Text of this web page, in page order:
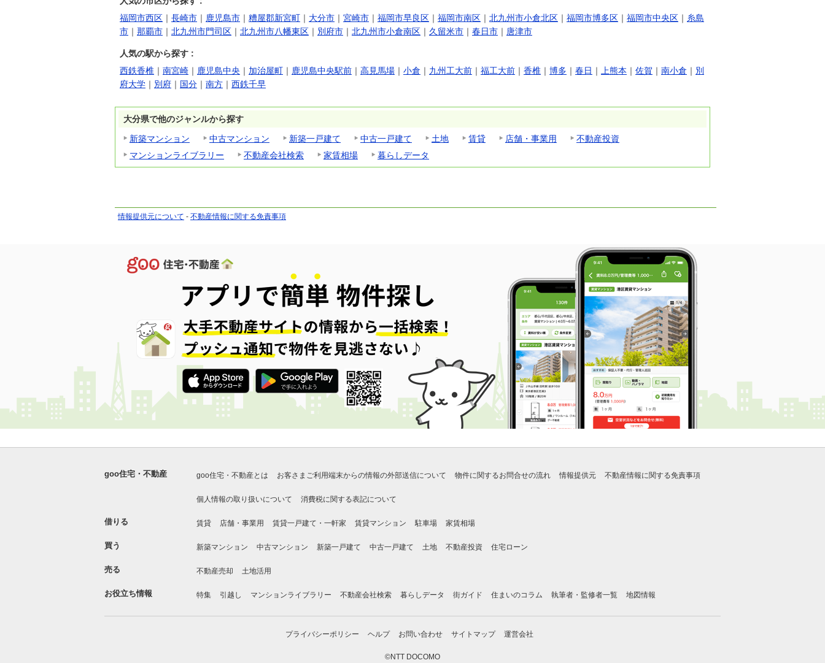
福岡市西区 ｜ 長崎市 ｜ 鹿児島市 ｜ 糟屋郡新宮町 ｜ 大分市 ｜ 宮崎市 ｜ 福岡市早良区 ｜ 福岡市南区 ｜ 北九州市小倉北区 ｜ 福岡市博多区 ｜ 福岡市中央区 ｜ 糸島
市 ｜ 那覇市 ｜ 北九州市門司区 ｜ 北九州市八幡東区 ｜ 別府市 ｜ 北九州市小倉南区 ｜ 久留米市 ｜ 春日市 ｜ 唐津市
人気の駅から探す :
西鉄香椎 ｜ 南宮崎 ｜ 鹿児島中央 ｜ 加治屋町 ｜ 鹿児島中央駅前 ｜ 高見馬場 ｜ 小倉 ｜ 九州工大前 ｜ 福工大前 ｜ 香椎 ｜ 博多 ｜ 春日 ｜ 上熊本 ｜ 佐賀 ｜ 南小倉 ｜ 別
府大学 ｜ 別府 ｜ 国分 ｜ 南方 ｜ 西鉄千早
大分県で他のジャンルから探す
新築マンション
中古マンション 新築一戸建て 中古一戸建て 土地 賃貸 店舗・事業用
不動産投資
マンションライブラリー
不動産会社検索 家賃相場 暮らしデータ
情報提供元について - 不動産情報に関する免責事項
goo住宅・不動産 goo住宅・不動産とは お客さまご利用端末からの情報の外部送信について 物件に関するお問合せの流れ 情報提供元 不動産情報に関する免責事項
個人情報の取り扱いについて 消費税に関する表記について
借りる 賃貸 店舗・事業用 賃貸一戸建て・一軒家 賃貸マンション 駐車場 家賃相場
買う 新築マンション 中古マンション 新築一戸建て 中古一戸建て 土地 不動産投資 住宅ローン
売る 不動産売却 土地活用
お役立ち情報 特集 引越し マンションライブラリー 不動産会社検索 暮らしデータ 街ガイド 住まいのコラム 執筆者・監修者一覧 地図情報
プライバシーポリシー ヘルプ お問い合わせ サイトマップ 運営会社
©NTT DOCOMO